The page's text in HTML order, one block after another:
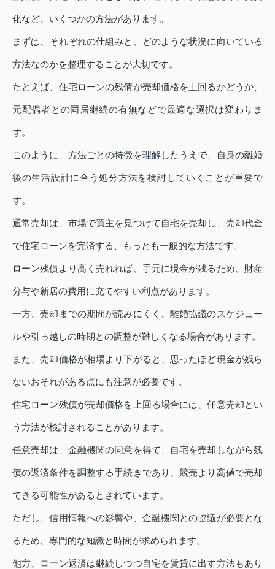
化など、いくつかの方法があります。
まずは、それぞれの仕組みと、どのような状況に向いている
方法なのかを整理することが大切です。
たとえば、住宅ローンの残債が売却価格を上回るかどうか、
元配偶者との同居継続の有無などで最適な選択は変わりま
す。
このように、方法ごとの特徴を理解したうえで、自身の離婚
後の生活設計に合う処分方法を検討していくことが重要で
す。
通常売却は、市場で買主を見つけて自宅を売却し、売却代金
で住宅ローンを完済する、もっとも一般的な方法です。
ローン残債より高く売れれば、手元に現金が残るため、財産
分与や新居の費用に充てやすい利点があります。
一方、売却までの期間が読みにくく、離婚協議のスケジュー
ルや引っ越しの時期との調整が難しくなる場合があります。
また、売却価格が相場より下がると、思ったほど現金が残ら
ないおそれがある点にも注意が必要です。
住宅ローン残債が売却価格を上回る場合には、任意売却とい
う方法が検討されることがあります。
任意売却は、金融機関の同意を得て、自宅を売却しながら残
債の返済条件を調整する手続きであり、競売より高値で売却
できる可能性があるとされています。
ただし、信用情報への影響や、金融機関との協議が必要とな
るため、専門的な知識と時間が求められます。
他方、ローン返済は継続しつつ自宅を賃貸に出す方法もあり